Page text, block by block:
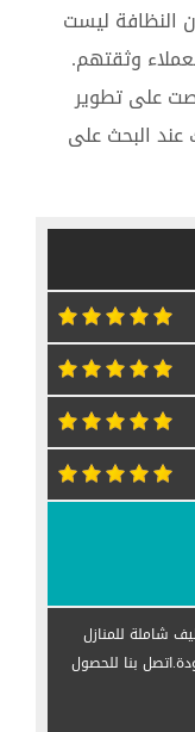
النظافة ليست
وثقتهم.
على تطوير
عند البحث على
شاملة للمنازل
بنا للحصول